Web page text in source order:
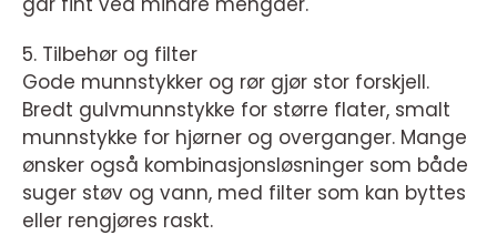
5. Tilbehør og filter
Gode munnstykker og rør gjør stor forskjell.
Bredt gulvmunnstykke for større flater, smalt
munnstykke for hjørner og overganger. Mange
ønsker også kombinasjonsløsninger som både
suger støv og vann, med filter som kan byttes
eller rengjøres raskt.